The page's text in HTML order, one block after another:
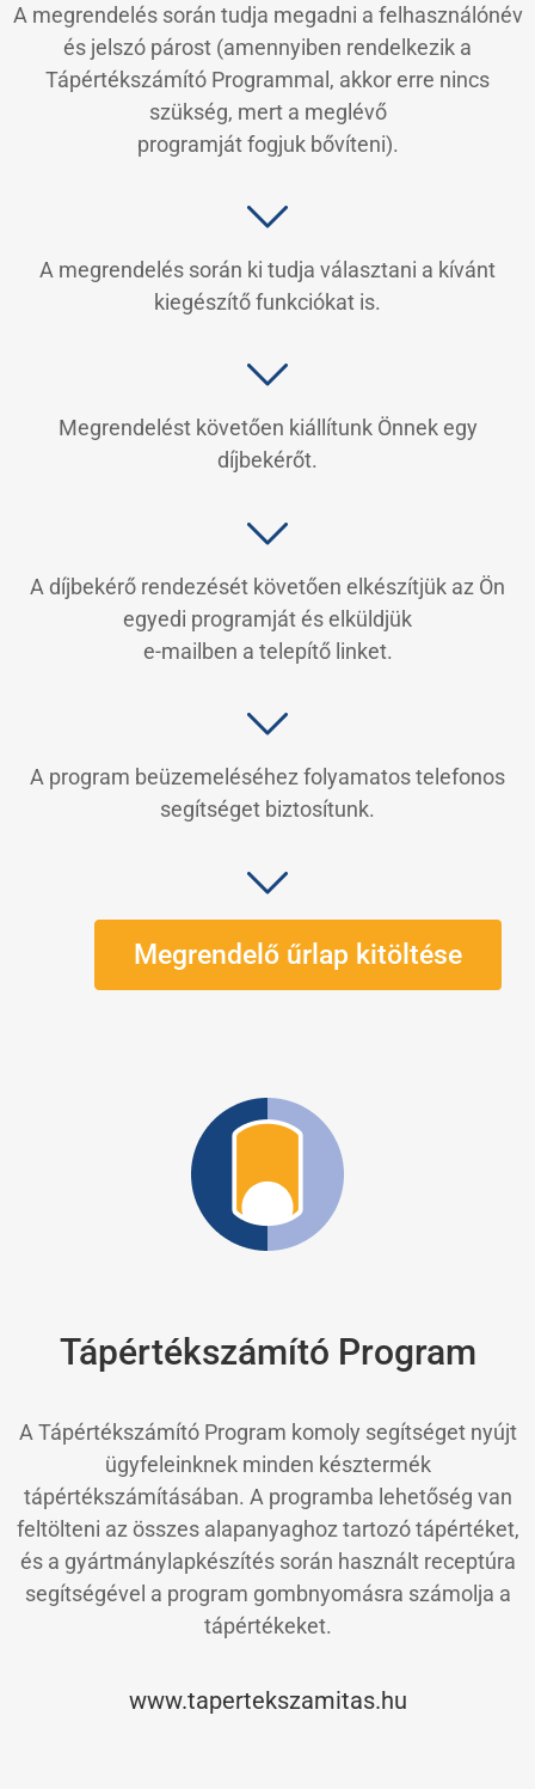
A megrendelés során tudja megadni a felhasználónév
és jelszó párost (amennyiben rendelkezik a
Tápértékszámító Programmal, akkor erre nincs
szükség, mert a meglévő
programját fogjuk bővíteni).
A megrendelés során ki tudja választani a kívánt
kiegészítő funkciókat is.
Megrendelést követően kiállítunk Önnek egy
díjbekérőt.
A díjbekérő rendezését követően elkészítjük az Ön
egyedi programját és elküldjük
e-mailben a telepítő linket.
A program beüzemeléséhez folyamatos telefonos
segítséget biztosítunk.
Megrendelő űrlap kitöltése
Tápértékszámító Program
A Tápértékszámító Program komoly segítséget nyújt
ügyfeleinknek minden késztermék
tápértékszámításában. A programba lehetőség van
feltölteni az összes alapanyaghoz tartozó tápértéket,
és a gyártmánylapkészítés során használt receptúra
segítségével a program gombnyomásra számolja a
tápértékeket.
www.tapertekszamitas.hu